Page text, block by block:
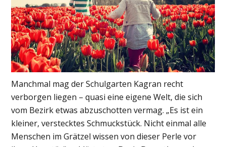
Manchmal mag der Schulgarten Kagran recht
verborgen liegen – quasi eine eigene Welt, die sich
vom Bezirk etwas abzuschotten vermag. „Es ist ein
kleiner, verstecktes Schmuckstück. Nicht einmal alle
Menschen im Grätzel wissen von dieser Perle vor